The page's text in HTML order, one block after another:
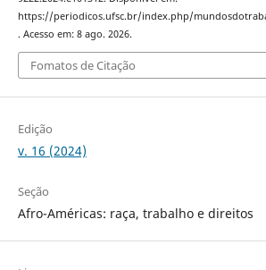
https://periodicos.ufsc.br/index.php/
. Acesso em: 8 ago. 2026.
Fomatos de Citação
Edição
v. 16 (2024)
Seção
Afro-Américas: raça, trabalho e direitos